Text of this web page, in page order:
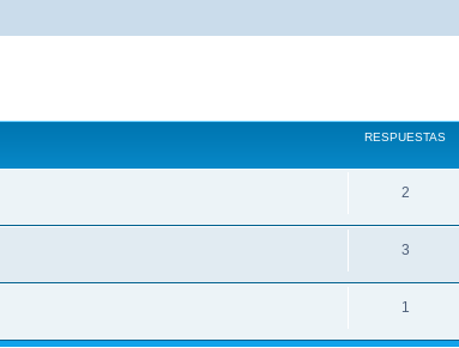
RESPUESTAS
2
3
1